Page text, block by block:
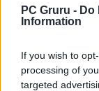
PC Gruru - Do
Information
If you wish to
processing of
targeted